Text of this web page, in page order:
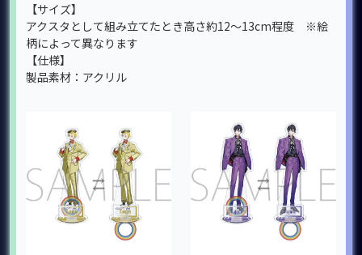
【サイズ】
アクスタとして組み立てたとき高さ約12～13cm程度 ※絵
柄によって異なります
【仕様】
製品素材：アクリル